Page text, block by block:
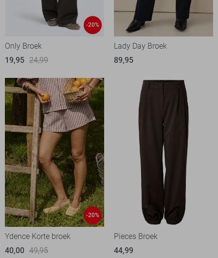
-20%
Only Broek
19,95 24,99
Lady Day Broek
89,95
-20%
Ydence Korte broek
40,00 49,95
Pieces Broek
44,99